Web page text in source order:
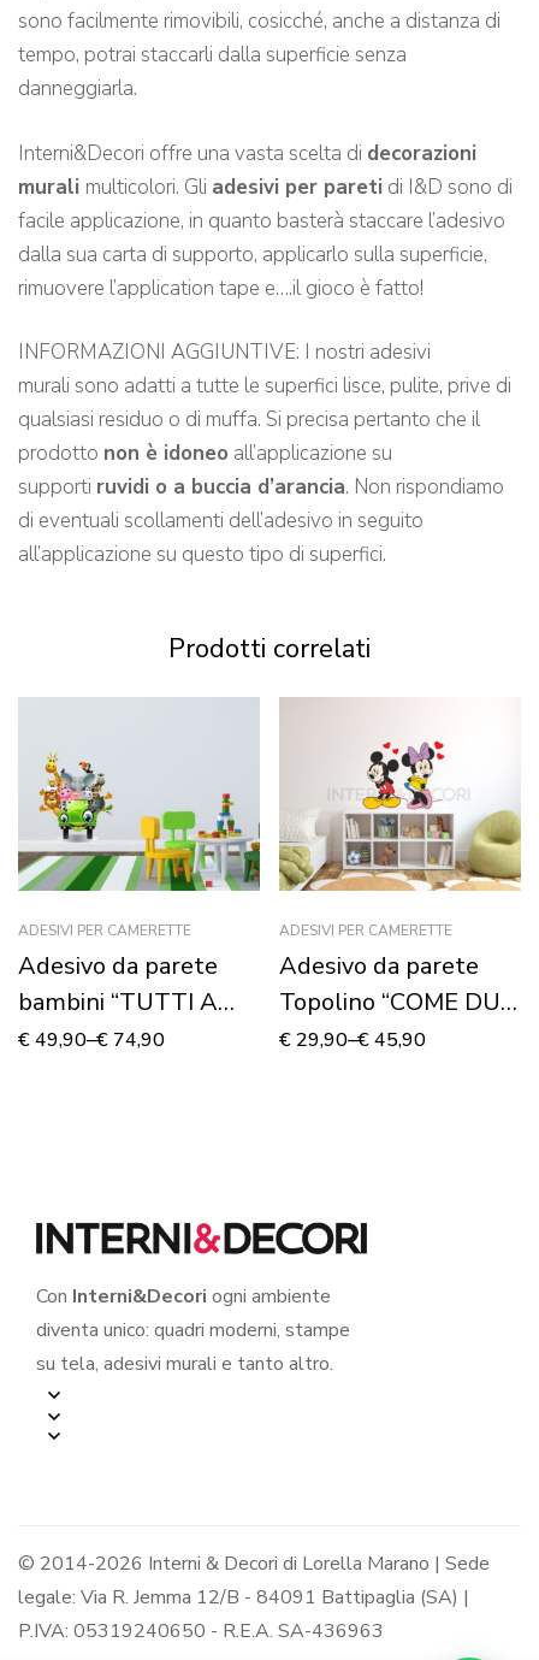
sono facilmente rimovibili, cosicché, anche a distanza di
tempo, potrai staccarli dalla superficie senza
danneggiarla.
Interni&Decori offre una vasta scelta di decorazioni
murali multicolori. Gli adesivi per pareti di I&D sono di
facile applicazione, in quanto basterà staccare l’adesivo
dalla sua carta di supporto, applicarlo sulla superficie,
rimuovere l’application tape e….il gioco è fatto!
INFORMAZIONI AGGIUNTIVE: I nostri adesivi
murali sono adatti a tutte le superfici lisce, pulite, prive di
qualsiasi residuo o di muffa. Si precisa pertanto che il
prodotto non è idoneo all’applicazione su
supporti ruvidi o a buccia d’arancia. Non rispondiamo
di eventuali scollamenti dell’adesivo in seguito
all’applicazione su questo tipo di superfici.
Prodotti correlati
ADESIVI PER CAMERETTE
Adesivo da parete
bambini “TUTTI A
BORDO!” – Adesivo
€49,90–€ 74,90
ADESIVI PER CAMERETTE
Adesivo da parete
Topolino “COME DUE
INNAMORATI” –
€ 29,90–€45,90
Con Interni&Decori ogni ambiente
diventa unico: quadri moderni, stampe
su tela, adesivi murali e tanto altro.
© 2014-2026 Interni & Decori di Lorella Marano | Sede
legale: Via R. Jemma 12/B - 84091 Battipaglia (SA) |
P.IVA: 05319240650 - R.E.A. SA-436963